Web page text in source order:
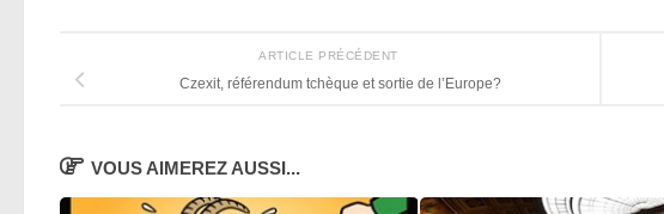
ARTICLE PRÉCÉDENT
Czexit, référendum tchèque et sortie de l’Europe?
VOUS AIMEREZ AUSSI...